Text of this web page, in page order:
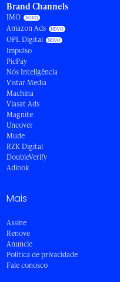
Brand Channels
IMO
Amazon Ads
OPL Digital
Impulso
PicPay
Nós Inteligência
Vistar Media
Machina
Viasat Ads
Magnite
Uncover
Mude
RZK Digital
DoubleVerify
Adlook
Mais
Assine
Renove
Anuncie
Política de privacidade
Fale conosco